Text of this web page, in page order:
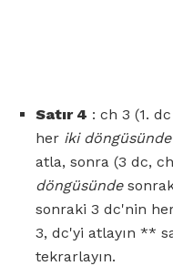
Satır 4 : ch 3 (1.
her iki döngüsünde
atla, sonra (3 dc,
döngüsünde
sonraki 3 dc'nin
3, dc'yi atlayın **
tekrarlayın.